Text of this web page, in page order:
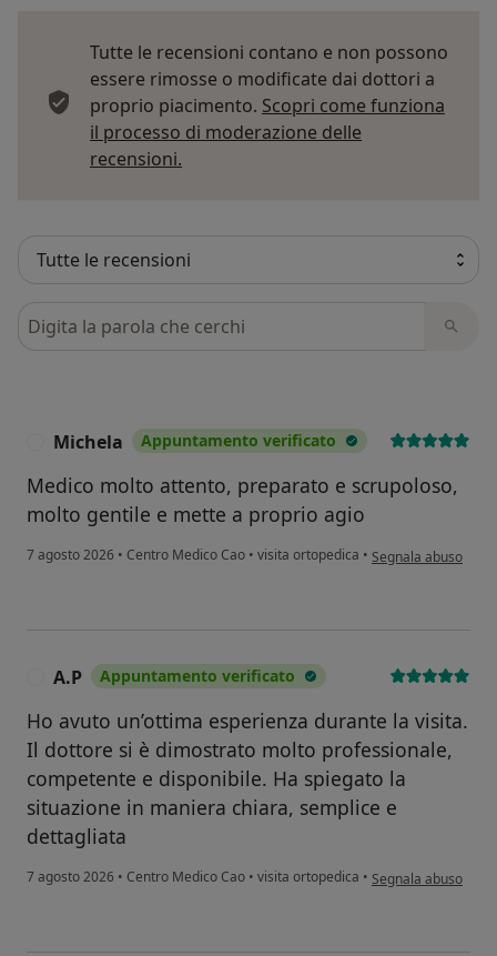
Tutte le recensioni contano e non possono
essere rimosse o modificate dai dottori a
proprio piacimento. Scopri come funziona
il processo di moderazione delle
recensioni.
Cerca nelle recensioni
Michela Appuntamento verificato
Medico molto attento, preparato e scrupoloso,
molto gentile e mette a proprio agio
7 agosto 2026 • Centro Medico Cao • visita ortopedica • secondo l'opinione
Segnala abuso
A.P Appuntamento verificato
Ho avuto un’ottima esperienza durante la visita.
Il dottore si è dimostrato molto professionale,
competente e disponibile. Ha spiegato la
situazione in maniera chiara, semplice e
dettagliata
7 agosto 2026 • Centro Medico Cao • visita ortopedica • secondo l'opinione
Segnala abuso